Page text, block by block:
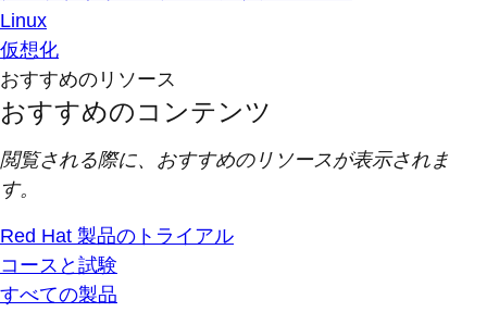
Linux
仮想化
おすすめのリソース
おすすめのコンテンツ
閲覧される際に、おすすめのリソースが表示されま
す。
Red Hat 製品のトライアル
コースと試験
すべての製品